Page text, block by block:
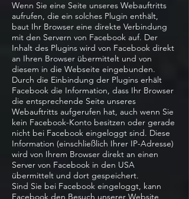
Wenn Sie eine Seite unseres Webauftritts
aufrufen, die ein solches Plugin enthält,
baut Ihr Browser eine direkte Verbindung
mit den Servern von Facebook auf. Der
Inhalt des Plugins wird von Facebook direkt
an Ihren Browser übermittelt und von
diesem in die Webseite eingebunden.
Durch die Einbindung der Plugins erhält
Facebook die Information, dass Ihr Browser
die entsprechende Seite unseres
Webauftritts aufgerufen hat, auch wenn Sie
kein Facebook-Konto besitzen oder gerade
nicht bei Facebook eingeloggt sind. Diese
Information (einschließlich Ihrer IP-Adresse)
wird von Ihrem Browser direkt an einen
Server von Facebook in den USA
übermittelt und dort gespeichert.
Sind Sie bei Facebook eingeloggt, kann
Facebook den Besuch unserer Website